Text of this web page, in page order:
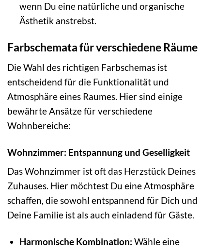
wenn Du eine natürliche und organische
Ästhetik anstrebst.
Farbschemata für verschiedene Räume
Die Wahl des richtigen Farbschemas ist
entscheidend für die Funktionalität und
Atmosphäre eines Raumes. Hier sind einige
bewährte Ansätze für verschiedene
Wohnbereiche:
Wohnzimmer: Entspannung und Geselligkeit
Das Wohnzimmer ist oft das Herzstück Deines
Zuhauses. Hier möchtest Du eine Atmosphäre
schaffen, die sowohl entspannend für Dich und
Deine Familie ist als auch einladend für Gäste.
Harmonische Kombination: Wähle eine